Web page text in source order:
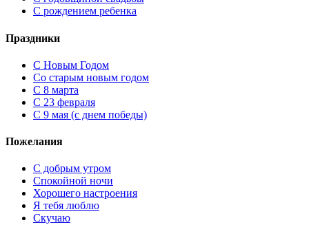
С рождением ребенка
Праздники
C Новым Годом
Cо старым новым годом
С 8 марта
С 23 февраля
С 9 мая (с днем победы)
Пожелания
С добрым утром
Спокойной ночи
Хорошего настроения
Я тебя люблю
Скучаю